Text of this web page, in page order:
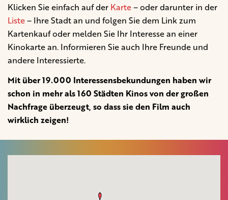
Klicken Sie einfach auf der Karte– oder darunter in der
Liste– Ihre Stadt an und folgen Sie dem Link zum
Kartenkauf oder melden Sie Ihr Interesse an einer
Kinokarte an. Informieren Sie auch Ihre Freunde und
andere Interessierte.
Mit über 19.000 Interessensbekundungen haben wir
schon in mehr als 160 Städten Kinos von der großen
Nachfrage überzeugt, so dass sie den Film auch
wirklich zeigen!